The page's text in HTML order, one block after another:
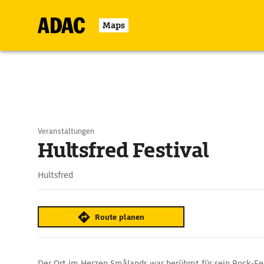
Maps
Veranstaltungen
Hultsfred Festival
Hultsfred
Route planen